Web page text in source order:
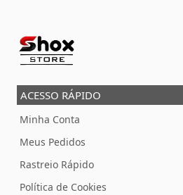
ACESSO RÁPIDO
Minha Conta
Meus Pedidos
Rastreio Rápido
Política de Cookies